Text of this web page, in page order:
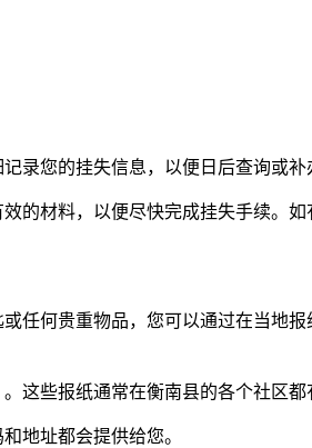
录您的挂失信息，以便日后查询或补
的材料，以便尽快完成挂失手续。如
任何贵重物品，您可以通过在当地
。这些报纸通常在衡南县的各个社区都
地址都会提供给您。